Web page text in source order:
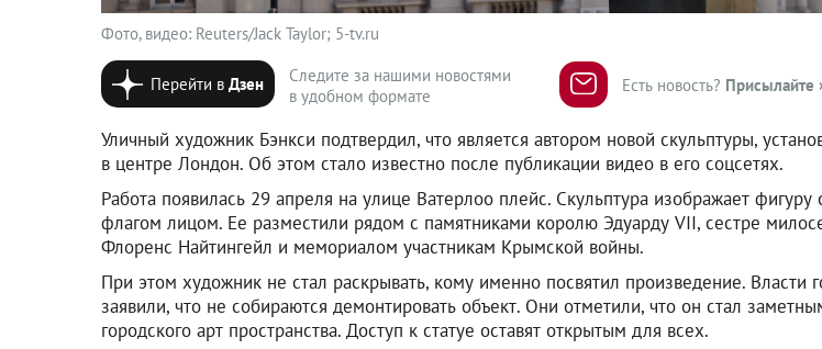
Фото, видео: Reuters/Jack Taylor; 5-tv.ru
Перейти вДзен
Следите за нашими новостями
в удобном формате
Есть новость? Присылайте
Уличный художник Бэнкси подтвердил, что является автором новой скульптуры,
в центре Лондон. Об этом стало известно после публикации видео в его соцсетях.
Работа появилась 29 апреля на улице Ватерлоо плейс. Скульптура изображает фигуру
флагом лицом. Ее разместили рядом с памятниками королю Эдуарду VII, сестре
Флоренс Найтингейл и мемориалом участникам Крымской войны.
При этом художник не стал раскрывать, кому именно посвятил произведение. Власти
заявили, что не собираются демонтировать объект. Они отметили, что он стал
городского арт пространства. Доступ к статуе оставят открытым для всех.